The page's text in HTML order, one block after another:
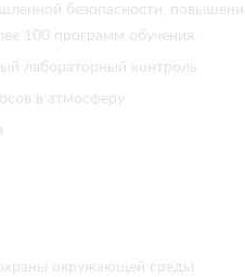
безопасности,
100 программ обучения.
лабораторный контроль
в атмосферу
охраны окружающей среды